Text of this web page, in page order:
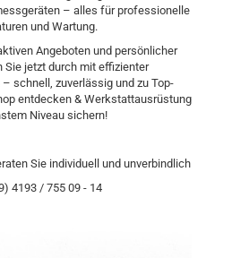
– alles für professionelle
und Wartung.
Angeboten und persönlicher
Sie jetzt durch mit effizienter
schnell, zuverlässig und zu Top-
entdecken & Werkstattausrüstung
Niveau sichern!
Sie individuell und unverbindlich
4193 / 755 09 - 14